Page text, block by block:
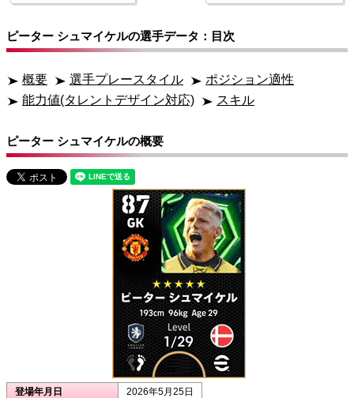
ピーター シュマイケルの選手データ：目次
概要 選手プレースタイル
ポジション適性
能力値(タレントデザイン対応)
スキル
ピーター シュマイケルの概要
登場年月日
2026年5月25日